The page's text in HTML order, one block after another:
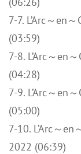
7-7. L’Arc～en
(03:59)
7-8. L’Arc～en
(04:28)
7-9. L’Arc～en
(05:00)
7-10. L’Arc～
2022 (06:39)